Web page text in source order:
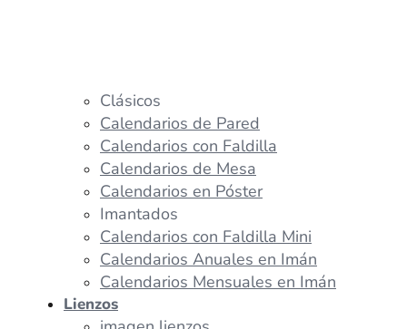
Clásicos
Calendarios de Pared
Calendarios con Faldilla
Calendarios de Mesa
Calendarios en Póster
Imantados
Calendarios con Faldilla Mini
Calendarios Anuales en Imán
Calendarios Mensuales en Imán
Lienzos